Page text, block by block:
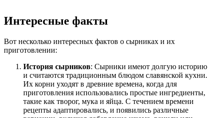
Интересные факты
Вот несколько интересных фактов о сырниках и их
приготовлении:
История сырников: Сырники имеют долгую историю
и считаются традиционным блюдом славянской кухни.
Их корни уходят в древние времена, когда для
приготовления использовались простые ингредиенты,
такие как творог, мука и яйца. С течением времени
рецепты адаптировались, и появились различные